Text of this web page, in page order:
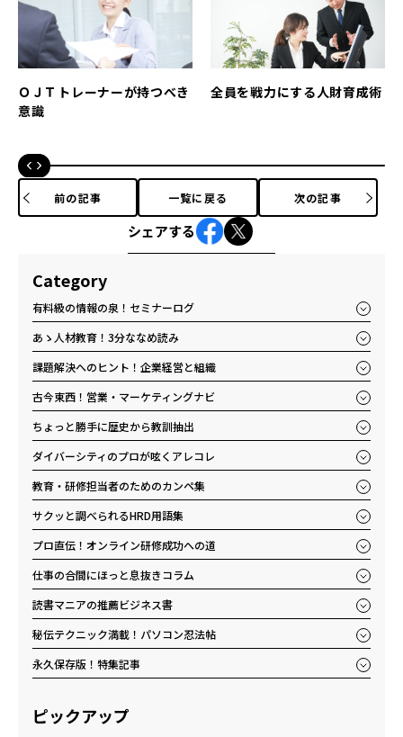
Category
有料級の情報の泉！セミナーログ
あゝ人材教育！3分ななめ読み
課題解決へのヒント！企業経営と組織
古今東西！営業・マーケティングナビ
ちょっと勝手に歴史から教訓抽出
ダイバーシティのプロが呟くアレコレ
教育・研修担当者のためのカンペ集
サクッと調べられるHRD用語集
プロ直伝！オンライン研修成功への道
仕事の合間にほっと息抜きコラム
読書マニアの推薦ビジネス書
秘伝テクニック満載！パソコン忍法帖
永久保存版！特集記事
ピックアップ
ＯＪＴトレーナーが持つべき
意識
全員を戦力にする人財育成術
前の記事 一覧に戻る 次の記事
シェアする